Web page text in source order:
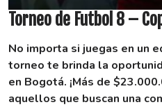
Torneo de Futbol 8 –
No importa si juegas en un
torneo te brinda la
en Bogotá. ¡Más de
aquellos que buscan una